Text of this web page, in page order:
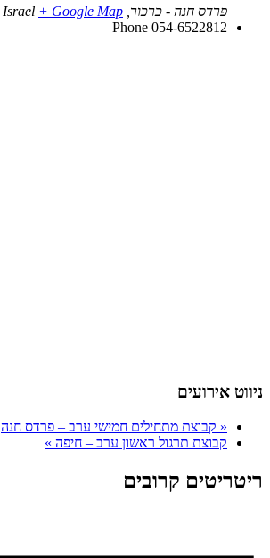
פרדס חנה - כרכור
Israel + Google Map
Phone 054-6522812
ניווט אירועים
« קבוצת מתחילים חמישי ערב – פרדס חנה
קבוצת תרגול ראשון ערב – חיפה »
ריטריטים קרובים